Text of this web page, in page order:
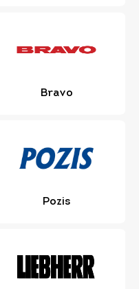
Bravo
Pozis